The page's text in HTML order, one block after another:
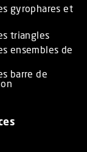
gyrophares et
triangles
ensembles de
barre de